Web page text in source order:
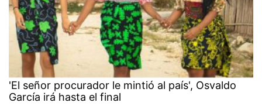
'El señor procurador le mintió al país', Osvaldo
García irá hasta el final